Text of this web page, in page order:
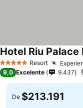
5 Estrellas Resort
Hotel Riu Palace
9,0 Excelente 9.437
De $213.191